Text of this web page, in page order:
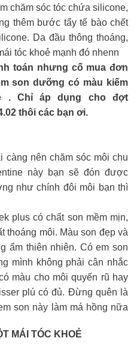
chăm sóc tóc chứa silicone,
thêm bước tẩy tế bào chết
Da đầu thông thoáng,
tóc khoẻ mạnh đó nhenn
toán nhưng cố mua đơn
son dưỡng có màu kiếm
. Chỉ áp dụng cho đợt
thôi các bạn ơi.
càng nên chăm sóc môi chu
này bạn sẽ đón được
như chính đôi môi bạn thì
plus có chất son mềm mịn,
thoáng môi. Màu son đẹp và
ẩm thiên nhiên. Có em son
mình không phải cân nhắc
màu cho môi quyến rũ hay
plú có đủ. Đừng quên là
son này làm má hồng nữa
MÁI TÓC KHOẺ